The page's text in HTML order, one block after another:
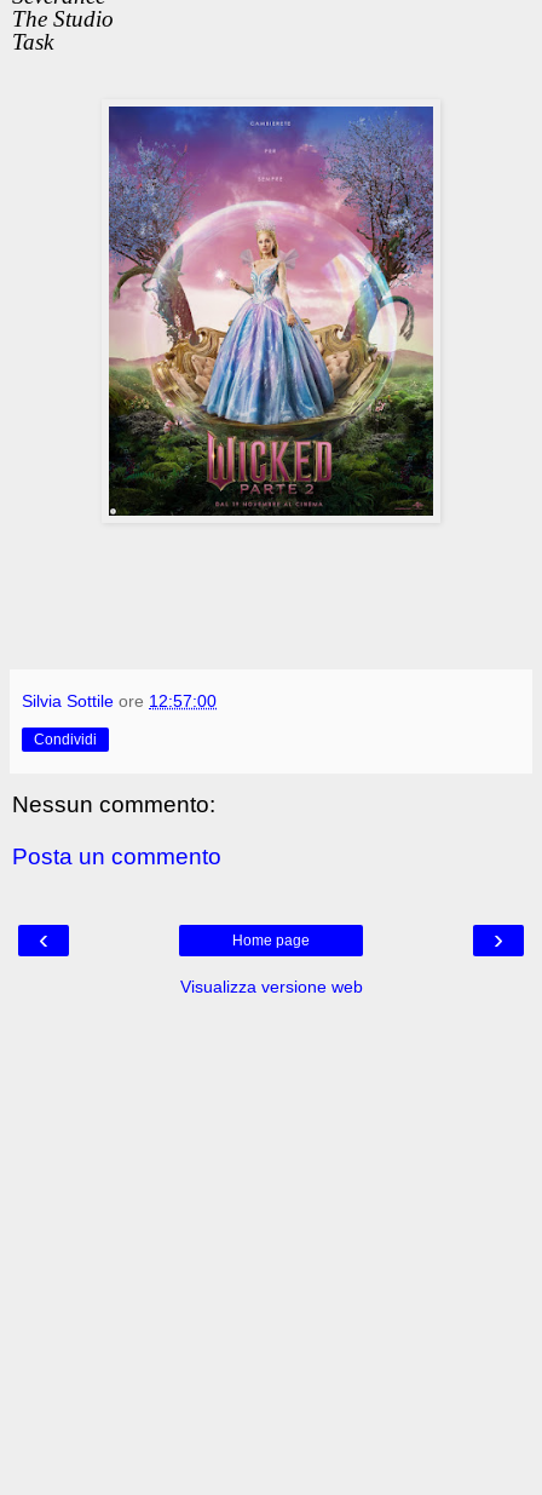
The Studio
Task
Silvia Sottile ore 12:57:00
Condividi
Nessun commento:
Posta un commento
‹ ›
Home page
Visualizza versione web